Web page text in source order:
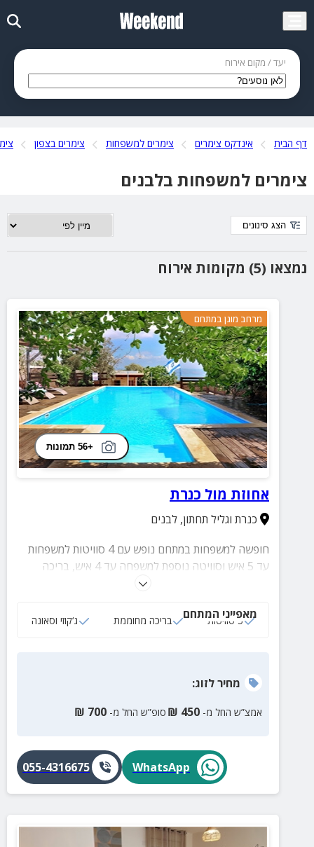
יעד / מקום אירוח
דף הבית אינדקס צימרים צימרים למשפחות צימרים בצפון
צימרים למשפחות בלבנים
נמצאו (5) מקומות אירוח
הצג סינונים
מרחב מוגן במתחם
+56 תמונות
אחוזת מול כנרת
כנרת וגליל תחתון,לבנים
חופשה למשפחות במתחם נופש עם 4 סוויטות למשפחות
עד 5 איש וסוויטה נוספת למשפחה עד 4 איש, בריכה
גדולה, מגודרת ומחוממת, חצר מושקעת ומטופחת עם מגוון
פונג ועוד!
מאפייני המתחם
5 סוויטות בריכה מחוממת ג‘קוזי וסאונה
מחירלזוג:
אמצ”ש החל מ- 450
₪ סופ”ש החל מ- 700
₪
WhatsApp
055-4316675